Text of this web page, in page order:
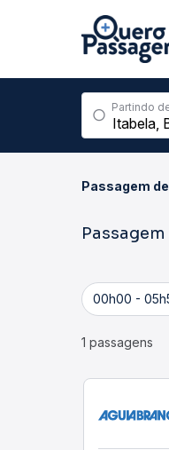
Partindo
Passagem
00h00 -
1 passagens